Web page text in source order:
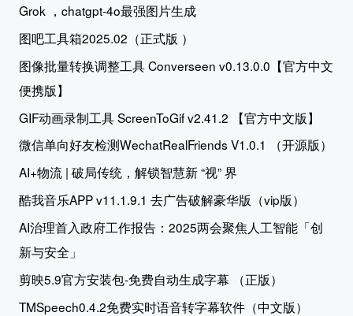
Grok ，chatgpt-4o最强图片生成
图吧工具箱2025.02（正式版 ）
图像批量转换调整工具 Converseen v0.13.0.0【官方中文
便携版】
GIF动画录制工具 ScreenToGif v2.41.2 【官方中文版】
微信单向好友检测WechatRealFriends V1.0.1 （开源版）
AI+物流 | 破局传统，解锁智慧新 “视” 界
酷我音乐APP v11.1.9.1 去广告破解豪华版（vip版）
AI治理首入政府工作报告：2025两会聚焦人工智能「创
新与安全」
剪映5.9官方安装包-免费自动生成字幕 （正版）
TMSpeech0.4.2免费实时语音转字幕软件（中文版）